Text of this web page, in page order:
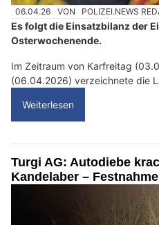
06.04.26 VON POLIZEI.NEWS
Es folgt die Einsatzbilanz der
Osterwochenende.
Im Zeitraum von Karfreitag
(06.04.2026) verzeichnete die
Weiterlesen
Turgi AG: Autodiebe
Kandelaber –